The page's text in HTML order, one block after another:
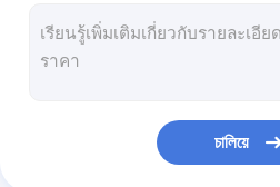
ติดต่อเรา
চালিয়ে